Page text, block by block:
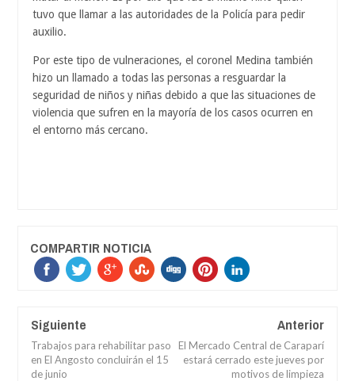
tuvo que llamar a las autoridades de la Policía para pedir
auxilio.
Por este tipo de vulneraciones, el coronel Medina también
hizo un llamado a todas las personas a resguardar la
seguridad de niños y niñas debido a que las situaciones de
violencia que sufren en la mayoría de los casos ocurren en
el entorno más cercano.
COMPARTIR NOTICIA
Siguiente
Trabajos para rehabilitar paso
en El Angosto concluirán el 15
de junio
Anterior
El Mercado Central de Caraparí
estará cerrado este jueves por
motivos de limpieza